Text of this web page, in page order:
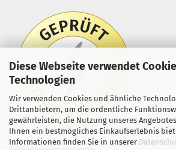
Diese Webseite verwendet
Technologien
Wir verwenden Cookies und ähnliche
Drittanbietern, um die ordentliche
gewährleisten, die Nutzung unseres
Ihnen ein bestmögliches Einkaufserlebnis
Informationen finden Sie in unserer